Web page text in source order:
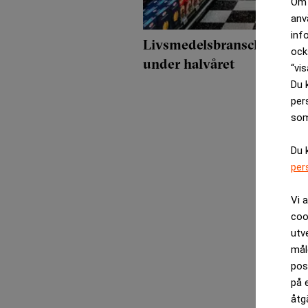
Du
Du
Vi
på
Livsmedelsbranschens
under halvåret